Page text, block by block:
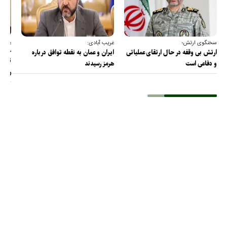
سخنگوی ارتش؛
ارتش بی وقفه در حال ارتقای عملیاتی
و دفاعی است
غریب آبادی:
ایران و عمان به نقطه توافق درباره
هرمز رسیدند
عضو
را